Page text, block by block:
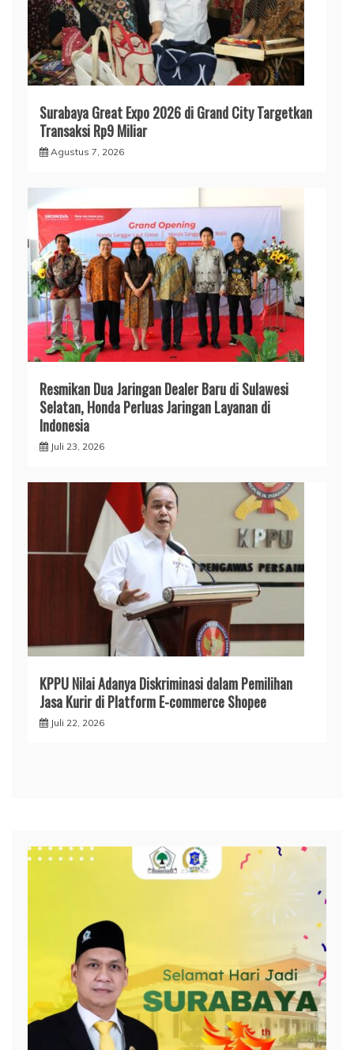
Surabaya Great Expo 2026 di Grand City Targetkan
Transaksi Rp9 Miliar
Agustus 7, 2026
Resmikan Dua Jaringan Dealer Baru di Sulawesi
Selatan, Honda Perluas Jaringan Layanan di
Indonesia
Juli 23, 2026
KPPU Nilai Adanya Diskriminasi dalam Pemilihan
Jasa Kurir di Platform E-commerce Shopee
Juli 22, 2026